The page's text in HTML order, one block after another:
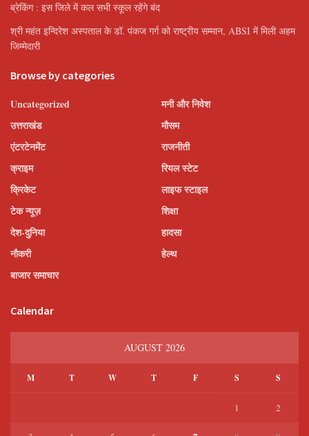
ब्रेकिंग : इस जिले में कल सभी स्कूल रहेंगे बंद
श्री महंत इन्दिरेश अस्पताल के डॉ. पंकज गर्ग को राष्ट्रीय सम्मान, ABSI में मिली अहम
जिम्मेदारी
Browse by categories
Uncategorized
उत्तराखंड
एंटरटेनमेंट
क्राइम
क्रिकेट
टेक न्यूज़
देश-दुनिया
नौकरी
बाजार समाचार
मनी और निवेश
मौसम
राजनीती
रियल स्टेट
लाइफ स्टाइल
शिक्षा
हादसा
हेल्थ
Calendar
AUGUST 2026
M T W T F S S
1 2